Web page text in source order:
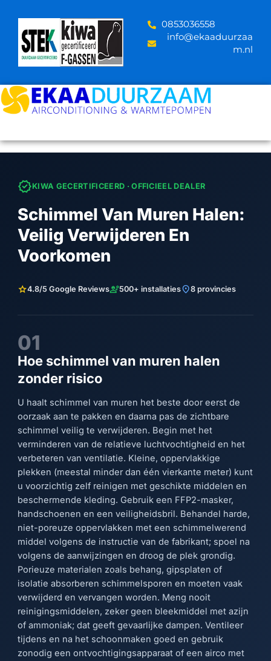
content
‪0853036558
info@ekaaduurzaa
m.nl
verifiedKIWA GECERTIFICEERD · OFFICIEEL DEALER
Schimmel Van Muren Halen:
Veilig Verwijderen En
Voorkomen
star4.8/5 Google Reviewsengineering500+ installatieslocation_on8 provincies
01
Hoe schimmel van muren halen
zonder risico
U haalt schimmel van muren het beste door eerst de
oorzaak aan te pakken en daarna pas de zichtbare
schimmel veilig te verwijderen. Begin met het
verminderen van de relatieve luchtvochtigheid en het
verbeteren van ventilatie. Kleine, oppervlakkige
plekken (meestal minder dan één vierkante meter) kunt
u voorzichtig zelf reinigen met geschikte middelen en
beschermende kleding. Gebruik een FFP2-masker,
handschoenen en een veiligheidsbril. Behandel harde,
niet-poreuze oppervlakken met een schimmelwerend
middel volgens de instructie van de fabrikant; spoel na
volgens de aanwijzingen en droog de plek grondig.
Porieuze materialen zoals behang, gipsplaten of
isolatie absorberen schimmelsporen en moeten vaak
verwijderd en vervangen worden. Meng nooit
reinigingsmiddelen, zeker geen bleekmiddel met azijn
of ammoniak; dat geeft gevaarlijke dampen. Ventileer
tijdens en na het schoonmaken goed en gebruik
zonodig een ontvochtigingsapparaat of een airco met